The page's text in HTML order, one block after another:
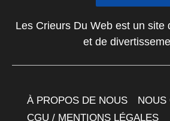
Les Crieurs Du Web est un site
et de
À PROPOS DE NOUS
NOUS
CGU / MENTIONS LÉGALES